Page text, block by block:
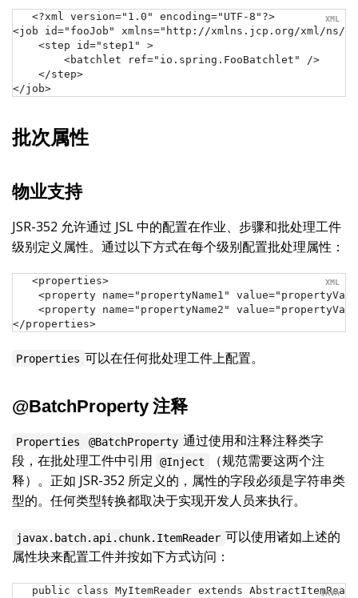
<?xml version="1.0" encoding="UTF-8"?>
<job id="fooJob" xmlns="http://xmlns.jcp.org/xml/ns/
    <step id="step1" >
        <batchlet ref="io.spring.FooBatchlet" />
    </step>
</job>
批次属性
物业支持
JSR-352 允许通过 JSL 中的配置在作业、步骤和批处理工件
级别定义属性。通过以下方式在每个级别配置批处理属性：
<properties>
<property name="propertyName1"
<property name="propertyName2"
</properties>
Properties 可以在任何批处理工件上配置。
@BatchProperty 注释
Properties @BatchProperty 通过使用和注释注释类字
段，在批处理工件中引用
@Inject
（规范需要这两个注
释）。正如 JSR-352 所定义的，属性的字段必须是字符串类
型的。任何类型转换都取决于实现开发人员来执行。
javax.batch.api.chunk.ItemReader 可以使用诸如上述的
属性块来配置工件并按如下方式访问：
public class MyItemReader extends